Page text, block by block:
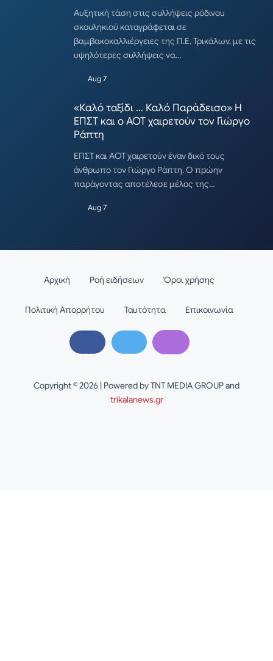
Αυξητική τάση στις συλλήψεις ρόδινου
σκουληκιού καταγράφεται σε
βαμβακοκαλλιέργειες της Π.Ε. Τρικάλων, με τις
υψηλότερες συλλήψεις να…
Aug 7
«Καλό ταξίδι … Καλό Παράδεισο» Η
ΕΠΣΤ και ο ΑΟΤ χαιρετούν τον Γιώργο
Ράπτη
ΕΠΣΤ και ΑΟΤ χαιρετούν έναν δικό τους
άνθρωπο τον Γιώργο Ράπτη. Ο πρώην
παράγοντας αποτέλεσε μέλος της…
Aug 7
Copyright © 2026 | Powered by TNT MEDIA GROUP and
trikalanews.gr
Αρχική Ροή ειδήσεων Όροι χρήσης
Πολιτική Απορρήτου Ταυτότητα Επικοινωνία